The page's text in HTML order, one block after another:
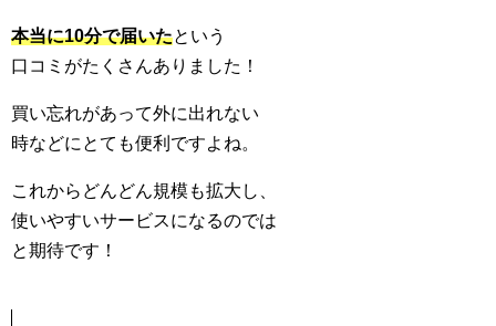
本当に10分で届いたという
口コミがたくさんありました！
買い忘れがあって外に出れない
時などにとても便利ですよね。
これからどんどん規模も拡大し、
使いやすいサービスになるのでは
と期待です！